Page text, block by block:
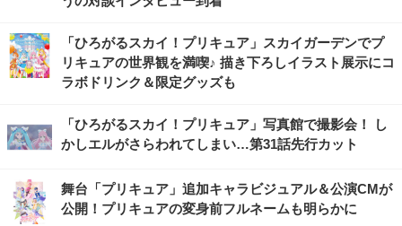
「ひろがるスカイ！プリキュア」スカイガーデンでプ
リキュアの世界観を満喫♪ 描き下ろしイラスト展示にコ
ラボドリンク＆限定グッズも
「ひろがるスカイ！プリキュア」写真館で撮影会！ し
かしエルがさらわれてしまい…第31話先行カット
舞台「プリキュア」追加キャラビジュアル＆公演CMが
公開！プリキュアの変身前フルネームも明らかに